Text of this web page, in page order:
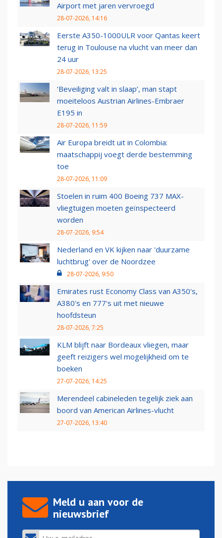
Airport met jaren vervroegd
28-07-2026, 14:16
Eerste A350-1000ULR voor Qantas keert
terug in Toulouse na vlucht van meer dan
24 uur
28-07-2026, 13:25
‘Beveiliging valt in slaap’, man stapt
moeiteloos Austrian Airlines-Embraer
E195 in
28-07-2026, 11:59
Air Europa breidt uit in Colombia:
maatschappij voegt derde bestemming
toe
28-07-2026, 11:09
Stoelen in ruim 400 Boeing 737 MAX-
vliegtuigen moeten geïnspecteerd
worden
28-07-2026, 9:54
Nederland en VK kijken naar 'duurzame
luchtbrug' over de Noordzee
28-07-2026, 9:50
Emirates rust Economy Class van A350's,
A380's en 777's uit met nieuwe
hoofdsteun
28-07-2026, 7:25
KLM blijft naar Bordeaux vliegen, maar
geeft reizigers wel mogelijkheid om te
boeken
27-07-2026, 14:25
Merendeel cabineleden tegelijk ziek aan
boord van American Airlines-vlucht
27-07-2026, 13:40
Meld u aan voor de
nieuwsbrief